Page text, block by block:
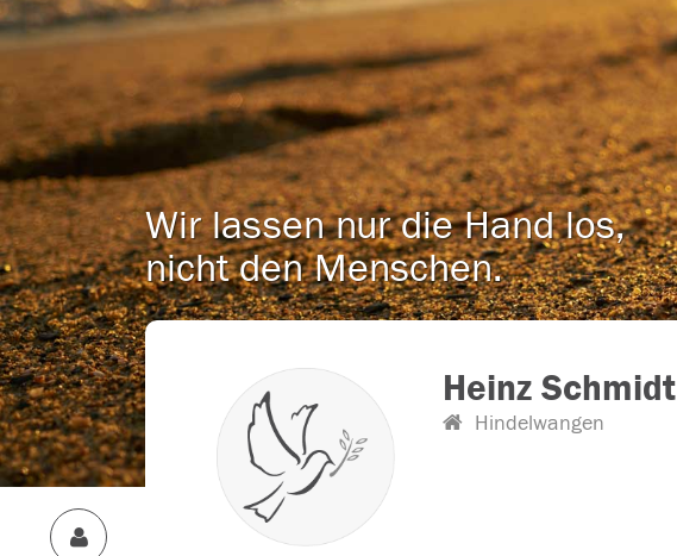
Wir lassen nur die Hand los,
nicht den Menschen.
Heinz Schmidt
Hindelwangen